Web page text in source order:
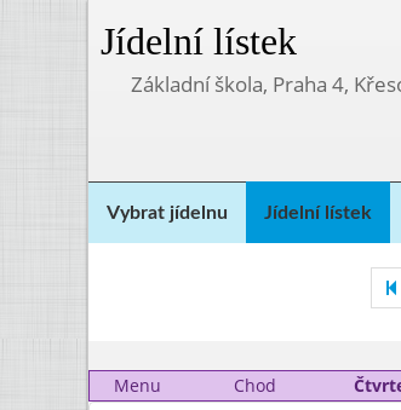
Jídelní lístek
Základní škola, Praha 4,
Vybrat jídelnu Jídelní lístek
Menu
Chod